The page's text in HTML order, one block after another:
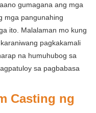
gumagana ang mga
mga pangunahing
ito. Malalaman mo kung
pagkakamali
na humuhubog sa
sa pagbabasa
Casting ng